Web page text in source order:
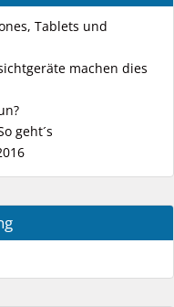
Tablets und
machen dies
geht´s